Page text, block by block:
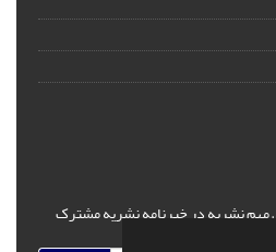
مهم نشریه در خبرنامه نشریه مشترک